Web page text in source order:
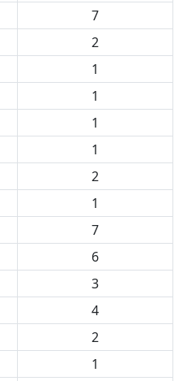
7
2
1
1
1
1
2
1
7
6
3
4
2
1